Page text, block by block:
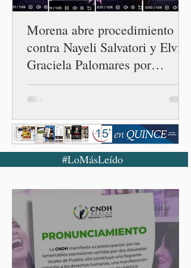
Morena abre procedimiento
contra Nayeli Salvatori y Elvia
Graciela Palomares por
discriminación y burlas
#LoMásLeído